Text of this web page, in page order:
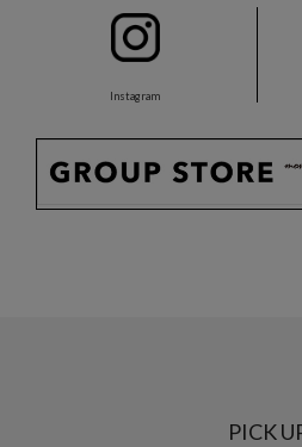
Instagram
PICK